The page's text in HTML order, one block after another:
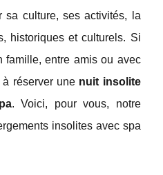
sa culture, ses activités, la
historiques et culturels. Si
famille, entre amis ou avec
à réserver une nuit insolite
. Voici, pour vous, notre
insolites avec spa